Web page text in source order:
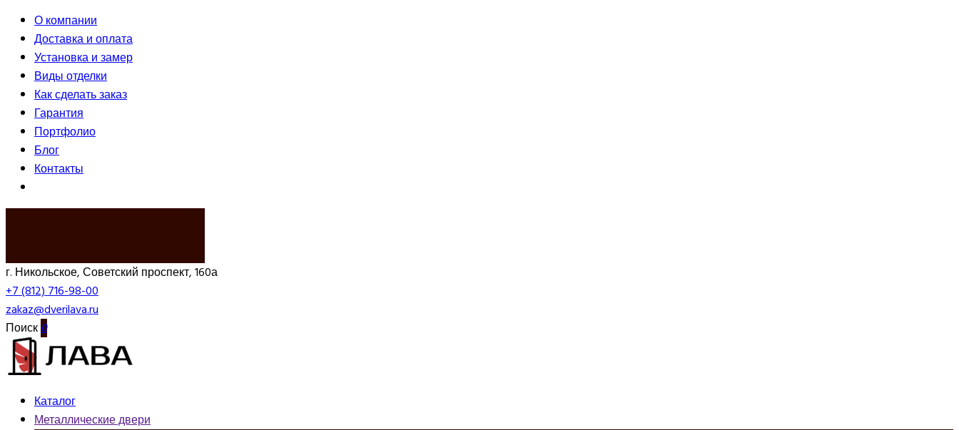
О компании
Доставка и оплата
Установка и замер
Виды отделки
Как сделать заказ
Гарантия
Портфолио
Блог
Контакты
г. Никольское, Советский проспект, 160а
+7 (812) 716-98-00
zakaz@dverilava.ru
Поиск0
Каталог
Металлические двери